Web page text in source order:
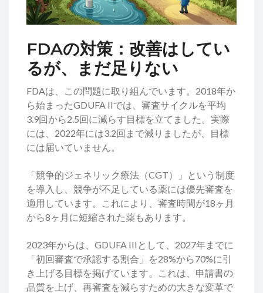
FDAの対策：改善はしてい
るが、まだ足りない
FDAは、この問題に取り組んでいます。2018年か
ら始まったGDUFA IIでは、審査サイクルを平均
3.9回から2.5回に減らす目標を立てました。実際
には、2022年には3.2回まで減りましたが、目標
には届いていません。
「競争的ジェネリック療法（CGT）」という制度
を導入し、競争が不足している薬には優先審査を
適用しています。これにより、審査時間が18ヶ月
から8ヶ月に短縮された薬もあります。
2023年からは、GDUFA IIIとして、2027年までに
「初回審査で承認する割合」を28%から70%に引
き上げる目標を掲げています。これは、申請書の
品質を上げ、再審査を減らすための大きな変革で